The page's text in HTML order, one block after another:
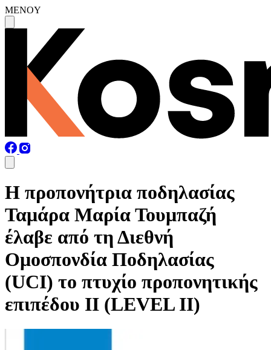
MENOY
Η προπονήτρια ποδηλασίας
Ταμάρα Μαρία Τουμπαζή
έλαβε από τη Διεθνή
Ομοσπονδία Ποδηλασίας
(UCI) το πτυχίο προπονητικής
επιπέδου ΙΙ (LEVEL II)